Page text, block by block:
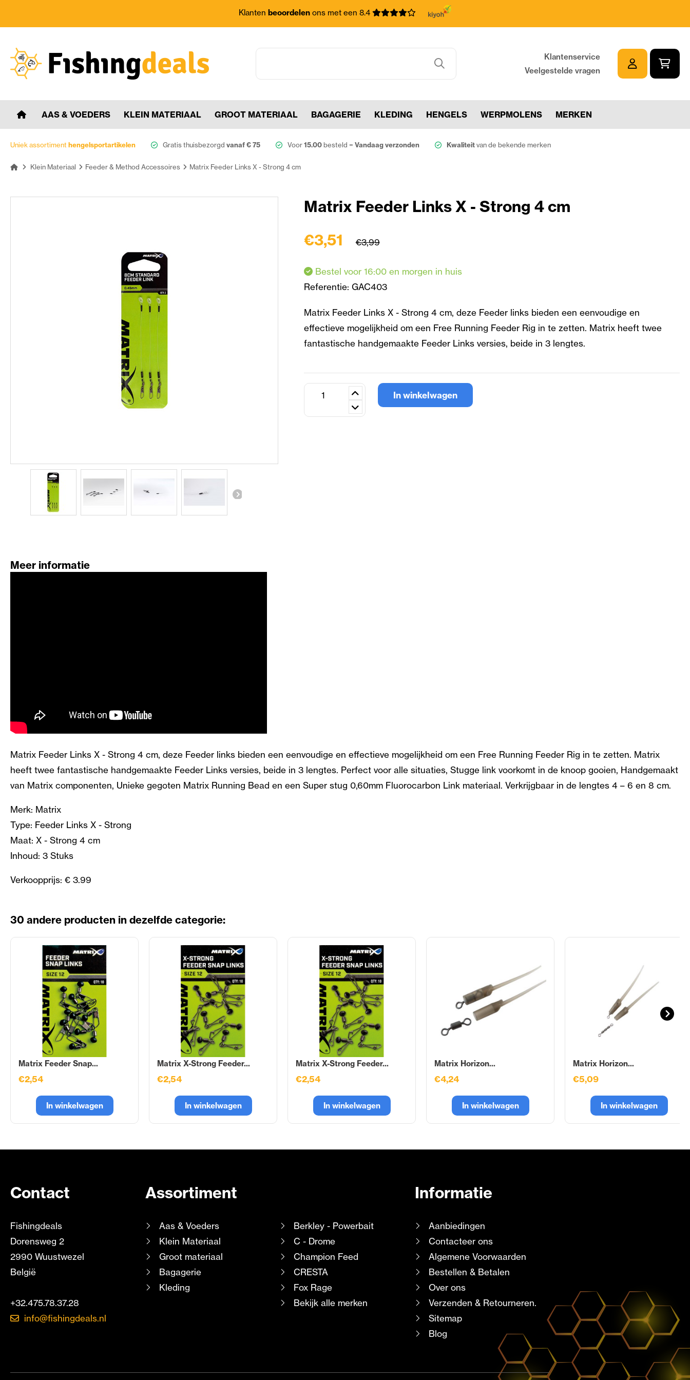
Klanten beoordelen ons met een 8.4
Klantenservice
Veelgestelde vragen
AAS & VOEDERS KLEIN MATERIAAL GROOT MATERIAAL BAGAGERIE KLEDING HENGELS WERPMOLENS MERKEN
Uniek assortimenthengelsportartikelen Gratis thuisbezorgd vanaf € 75 Voor15.00besteld = Vandaag verzonden Kwaliteitvan de bekende merken
Klein Materiaal Feeder & Method Accessoires Matrix Feeder Links X - Strong 4 cm
Matrix Feeder Links X - Strong 4 cm
€3,51 €3,99
Bestel voor 16:00 en morgen in huis
Referentie: GAC403
Matrix Feeder Links X - Strong 4 cm, deze Feeder links bieden een eenvoudige en
effectieve mogelijkheid om een Free Running Feeder Rig in te zetten. Matrix heeft twee
fantastische handgemaakte Feeder Links versies, beide in 3 lengtes.
In winkelwagen
Meer informatie
Matrix Feeder Links X - Strong 4 cm, deze Feeder links bieden een eenvoudige en effectieve mogelijkheid om een Free Running Feeder Rig in te zetten. Matrix
heeft twee fantastische handgemaakte Feeder Links versies, beide in 3 lengtes. Perfect voor alle situaties, Stugge link voorkomt in de knoop gooien, Handgemaakt
van Matrix componenten, Unieke gegoten Matrix Running Bead en een Super stug 0,60mm Fluorocarbon Link materiaal. Verkrijgbaar in de lengtes 4 – 6 en 8 cm.
Merk: Matrix
Type: Feeder Links X - Strong
Maat: X - Strong 4 cm
Inhoud: 3 Stuks
Verkoopprijs: € 3.99
30 andere producten in dezelfde categorie:
Matrix Feeder Snap...
€2,54
In winkelwagen
Matrix X-Strong Feeder...
€2,54
In winkelwagen
Matrix X-Strong Feeder...
€2,54
In winkelwagen
Matrix Horizon...
€4,24
In winkelwagen
Matrix Horizon...
€5,09
In winkelwagen
Contact
Fishingdeals
Dorensweg 2
2990 Wuustwezel
België
+32.475.78.37.28
info@fishingdeals.nl
Assortiment
Aas & Voeders
Klein Materiaal
Groot materiaal
Bagagerie
Kleding
Berkley - Powerbait
C - Drome
Champion Feed
CRESTA
Fox Rage
Bekijk alle merken
Informatie
Aanbiedingen
Contacteer ons
Algemene Voorwaarden
Bestellen & Betalen
Over ons
Verzenden & Retourneren.
Sitemap
Blog